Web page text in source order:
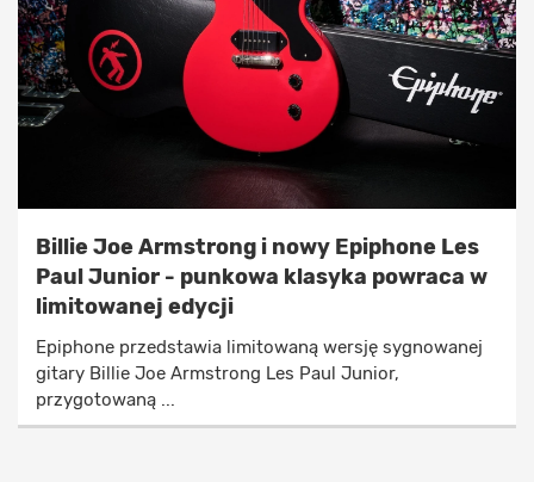
Billie Joe Armstrong i nowy Epiphone Les
Paul Junior - punkowa klasyka powraca w
limitowanej edycji
Epiphone przedstawia limitowaną wersję sygnowanej
gitary Billie Joe Armstrong Les Paul Junior,
przygotowaną ...